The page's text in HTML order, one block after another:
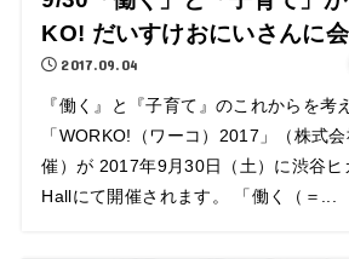
KO! だいすけおにいさんに
2017.09.04
『働く』と『子育て』のこれからを考
「WORKO!（ワーコ）2017」（株式
催）が 2017年9月30日（土）に渋谷
Hallにて開催されます。 「働く（＝...